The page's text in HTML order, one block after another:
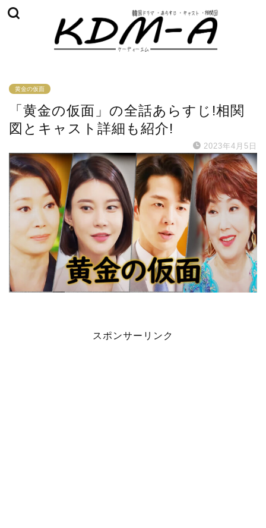
黄金の仮面
「黄金の仮面」の全話あらすじ!相関
図とキャスト詳細も紹介!
2023年4月5日
スポンサーリンク